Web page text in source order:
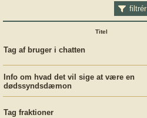
filtrér
Titel
Tag af bruger i chatten
Info om hvad det vil sige at være en
dødssyndsdæmon
Tag fraktioner